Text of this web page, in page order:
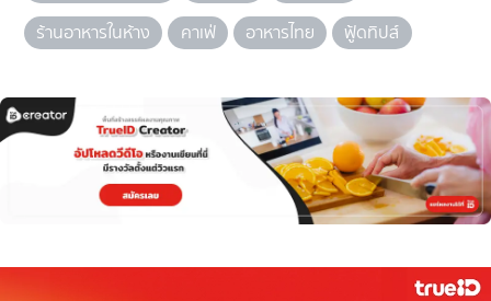
ร้านอาหารในห้าง
คาเฟ่ อาหารไทย ฟู้ดทิปส์